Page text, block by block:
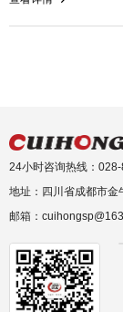
24小时咨询热线：
地址：四川省成都市金
邮箱：